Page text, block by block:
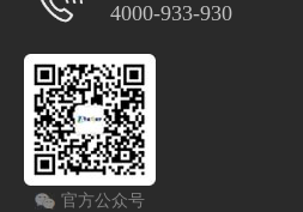
4000-933-930
官方公众号